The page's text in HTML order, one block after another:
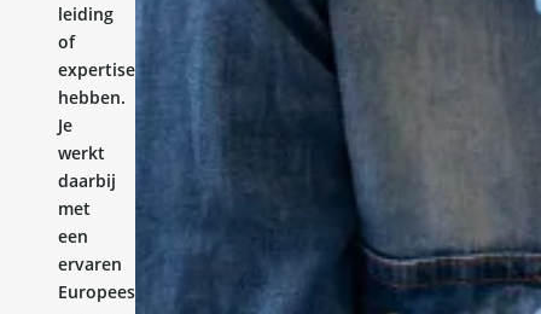
leiding
of
expertise
hebben.
Je
werkt
daarbij
met
een
ervaren
Europees